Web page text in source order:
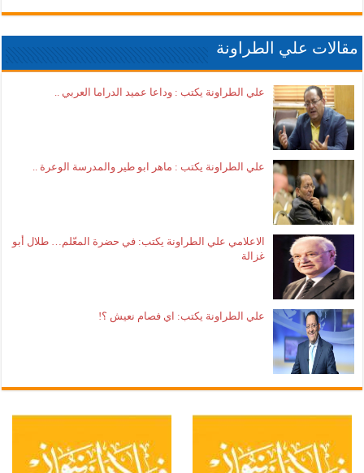
مقالات علي الطراونة
علي الطراونة يكتب : وداعا عميد الدراما العربي ..
علي الطراونة يكتب : ماهر ابو طير والمدرسة الوعرة ..
الاعلامي علي الطراونة يكتب: في حضرة المعّلم… طلال أبو
غزالة
علي الطراونة يكتب: اي فصام نعيش ؟!